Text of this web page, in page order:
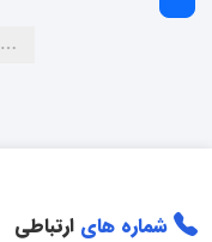
…
شماره های ارتباطی